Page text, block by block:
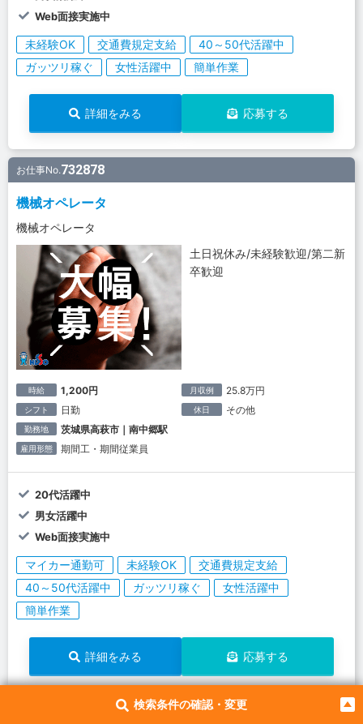
検索条件の確認・変更
Web面接実施中
未経験OK 交通費規定支給
40～50代活躍中
ガッツリ稼ぐ
女性活躍中 簡単作業
詳細をみる 応募する
お仕事No.732878
機械オペレータ
機械オペレータ
土日祝休み/未経験歓迎/第二新
卒歓迎
時給 1,200円 月収例 25.8万円
シフト 日勤 休日 その他
勤務地 茨城県高萩市｜南中郷駅
雇用形態 期間工・期間従業員
20代活躍中
男女活躍中
Web面接実施中
マイカー通勤可 未経験OK
交通費規定支給
40～50代活躍中
ガッツリ稼ぐ
女性活躍中
簡単作業
詳細をみる 応募する